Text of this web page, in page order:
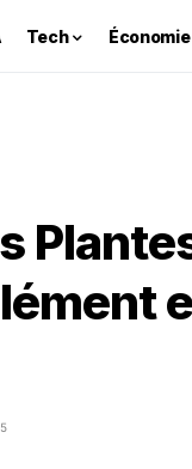
Tech Économie